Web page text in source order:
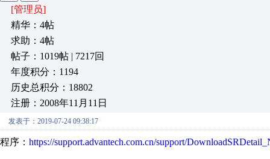
[管理员]
精华：4帖
求助：4帖
帖子：1019帖 | 7217回
年度积分：1194
历史总积分：18802
注册：2008年11月11日
发表于：2019-07-24 09:38:17
程序： https://support.advantech.com.cn/support/